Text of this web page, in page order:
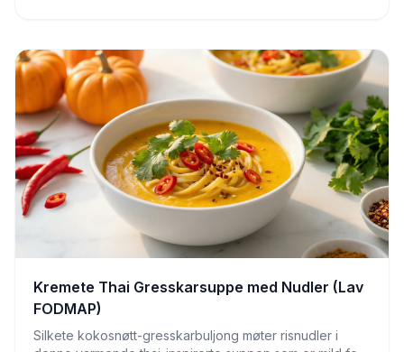
Kremete Thai Gresskarsuppe med Nudler (Lav
FODMAP)
Silkete kokosnøtt-gresskarbuljong møter risnudler i